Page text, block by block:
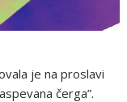
je na proslavi
čerga”.